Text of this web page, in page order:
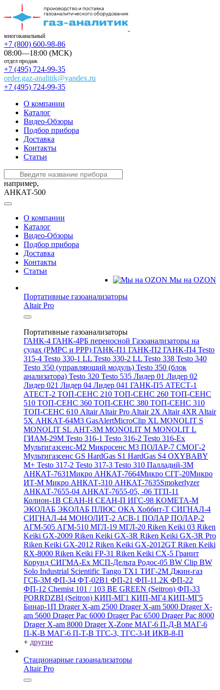
многоканальный
+7 (800) 600-98-86
08:00—18:00 (МСК)
отдел продаж
+7 (495) 724-99-35
order.gaz-analitik@yandex.ru
+7 (495) 724-99-35
О компании
Каталог
Видео-Обзоры
Подбор прибора
Доставка
Контакты
Статьи
например,
АНКАТ-500
О компании
Каталог
Видео-Обзоры
Подбор прибора
Доставка
Контакты
Статьи
Мы на OZON
Портативные газоанализаторы
Altair Pro
Портативные газоанализаторы
ГАНК-4 ГАНК-4РБ переносной Газоанализаторы на
судах (РМРС и РРР) ГАНК-П1 ГАНК-П2 ГАНК-П4 Testo
315-4 Testo 330-1 LL Testo 330-2 LL Testo 338 Testo 340
Testo 350 (управляющий модуль) Testo 350 (блок
анализатора) Testo 320 Testo 535 Лидер 01 Лидер 02
Лидер 021 Лидер 04 Лидер 041 ГАНК-П5 АТЕСТ-1
АТЕСТ-2 ТОП-СЕНС 210 ТОП-СЕНС 260 ТОП-СЕНС
510 ТОП-СЕНС 360 ТОП-СЕНС 380 ТОП-СЕНС 310
ТОП-СЕНС 610 AltairAltair Pro Altair 2X Altair 4XR Altair
5X АНКАТ-64М3 GasAlertMicroClip XL MONOLIT S
MONOLIT SL АНТ-3М MONOLIT M MONOLIT L
ГИАМ-29М Testo 316-1 Testo 316-2 Testo 316-Ex
Мультигазсенс-М2 Микросенс М3 ПОЛАР-7 СМОГ-2
Мультигазсенс GS HardGas S1 HardGas S4 OXYBABY
M+ Testo 317-2 Testo 317-3 Testo 310 Палладий-3М
АНКАТ-7631Микро АНКАТ-7664Микро СГГ-20Микро
ИТ-М Микро АНКАТ-310 АНКАТ-7635Smokerlyzer
АНКАТ-7655-04 АНКАТ-7655-05, -06 ТГП-11
Колион-1В СЕАН-Н СЕАН-П ИГС-98 КОМЕТА-М
ЭКОЛАБ ЭКОЛАБ ПЛЮС ОКА Хоббит-Т СИГНАЛ-4
СИГНАЛ-44 МОНОЛИТ-2 АСВ-1 ПОЛАР ПОЛАР-2
АГМ-505 АГМ-510 МГЛ-19 МГЛ-20 Riken Keiki 03 Riken
Keiki GX-2009 Riken Keiki GX-3R Riken Keiki GX-3R Pro
Riken Keiki GX-2012 Riken Keiki GX-2012GT Riken Keiki
RX-8000 Riken Keiki FP-31 Riken Keiki CX-5 Гранит
Корунд СИГМА-Ех МСП-Дельта Родос-05 BW Clip BW
Solo Industrial Scientific Tango TX1 ТИГ-2М Джин-газ
ГСБ-3М ФП-34 ФТ-02В1 ФП-21 ФП-11.2К ФП-22
ФП-12 Chemist 101 / 103 BE GREEN (Seitron) ФП-33
PORRDZBI (Seitron) КИП-МГ1 КИП-МГ4 КИП-МГ5
Бинар-1П Drager X-am 2500 Drager X-am 5000 Drager X-
am 5600 Drager Pac 6000 Drager Pac 6500 Drager Pac 8000
Drager X-am 8000 Drager X-Zone МАГ-6 П-Д-В МАГ-6
П-К-В МАГ-6 П-Т-В ТГС-3, ТГС-3-И ИКВ-8-П
+ другие
Стационарные газоанализаторы
Altair Pro